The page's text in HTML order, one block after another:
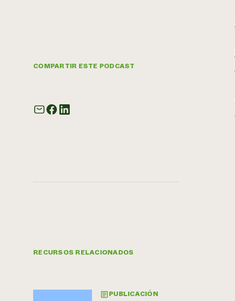
COMPARTIR ESTE PODCAST
RECURSOS RELACIONADOS
PUBLICACIÓN